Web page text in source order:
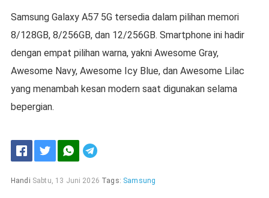
Samsung Galaxy A57 5G tersedia dalam pilihan memori
8/128GB, 8/256GB, dan 12/256GB. Smartphone ini hadir
dengan empat pilihan warna, yakni Awesome Gray,
Awesome Navy, Awesome Icy Blue, dan Awesome Lilac
yang menambah kesan modern saat digunakan selama
bepergian.
Handi Sabtu, 13 Juni 2026 Tags: Samsung